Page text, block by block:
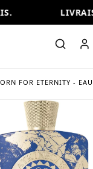
FOR ETERNITY -